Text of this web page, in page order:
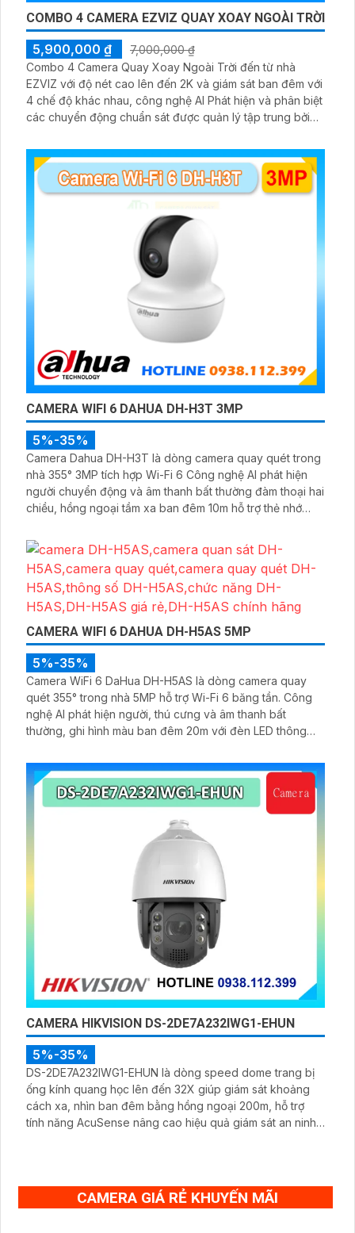
COMBO 4 CAMERA EZVIZ QUAY XOAY NGOÀI TRỜI
5,900,000 ₫
7,000,000 ₫
Combo 4 Camera Quay Xoay Ngoài Trời đến từ nhà
EZVIZ với độ nét cao lên đến 2K và giám sát ban đêm với
4 chế độ khác nhau, công nghệ AI Phát hiện và phân biệt
các chuyển động chuẩn sát được quản lý tập trung bởi
CAMERA WIFI 6 DAHUA DH-H3T 3MP
5%-35%
Camera Dahua DH-H3T là dòng camera quay quét trong
nhà 355° 3MP tích hợp Wi-Fi 6 Công nghệ AI phát hiện
người chuyển động và âm thanh bất thường đàm thoại hai
chiều, hồng ngoại tầm xa ban đêm 10m hỗ trợ thẻ nhớ
DMSS
CAMERA WIFI 6 DAHUA DH-H5AS 5MP
5%-35%
Camera WiFi 6 DaHua DH-H5AS là dòng camera quay
quét 355° trong nhà 5MP hỗ trợ Wi-Fi 6 băng tần. Công
nghệ AI phát hiện người, thú cưng và âm thanh bất
thường, ghi hình màu ban đêm 20m với đèn LED thông
dụng DMSS,
CAMERA HIKVISION DS-2DE7A232IWG1-EHUN
5%-35%
DS-2DE7A232IWG1-EHUN là dòng speed dome trang bị
ống kính quang học lên đến 32X giúp giám sát khoảng
cách xa, nhìn ban đêm bằng hồng ngoại 200m, hỗ trợ
tính năng AcuSense nâng cao hiệu quả giám sát an ninh,
CAMERA GIÁ RẺ KHUYẾN MÃI